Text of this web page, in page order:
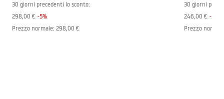
Rivestimento Easy Clean
30 giorni precedenti lo sconto:
298,00 € -5%
Prezzo normale: 298,00 €
30 giorni
246,00 € -5
Prezzo